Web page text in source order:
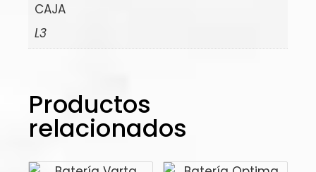
CAJA
L3
Productos
relacionados